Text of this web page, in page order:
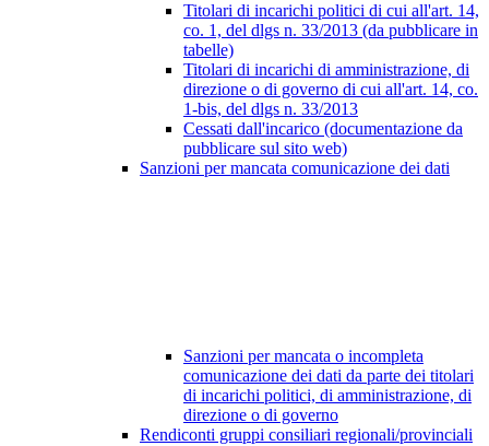
Titolari di incarichi politici di cui all'art. 14,
co. 1, del dlgs n. 33/2013 (da pubblicare in
tabelle)
Titolari di incarichi di amministrazione, di
direzione o di governo di cui all'art. 14, co.
1-bis, del dlgs n. 33/2013
Cessati dall'incarico (documentazione da
pubblicare sul sito web)
Sanzioni per mancata comunicazione dei dati
Sanzioni per mancata o incompleta
comunicazione dei dati da parte dei titolari
di incarichi politici, di amministrazione, di
direzione o di governo
Rendiconti gruppi consiliari regionali/provinciali